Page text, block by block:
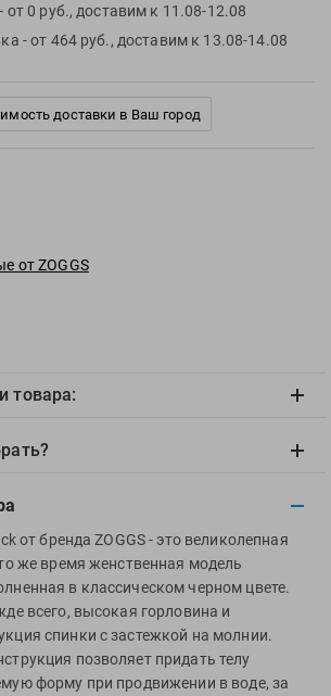
- от 0 руб., доставим к 11.08-12.08
- от 464 руб., доставим к 13.08-14.08
доставки в Ваш город
от ZOGGS
товара:
от бренда ZOGGS - это великолепная
же время женственная модель
в классическом черном цвете.
всего, высокая горловина и
спинки с застежкой на молнии.
позволяет придать телу
форму при продвижении в воде, за